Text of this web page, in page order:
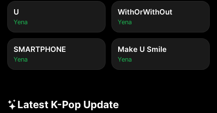
U
Yena
WithOrWithOut
Yena
SMARTPHONE
Yena
Make U Smile
Yena
Latest K-Pop Update